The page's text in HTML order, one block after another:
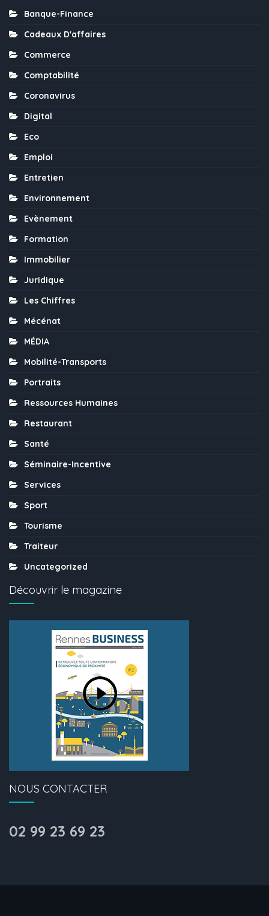
Banque-Finance
Cadeaux D'affaires
Commerce
Comptabilité
Coronavirus
Digital
Eco
Emploi
Entretien
Environnement
Evènement
Formation
Immobilier
Juridique
Les Chiffres
Mécénat
MÉDIA
Mobilité-Transports
Portraits
Ressources Humaines
Restaurant
Santé
Séminaire-Incentive
Services
Sport
Tourisme
Traiteur
Uncategorized
Découvrir le magazine
NOUS CONTACTER
02 99 23 69 23